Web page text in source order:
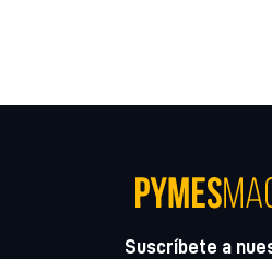
Suscríbete a